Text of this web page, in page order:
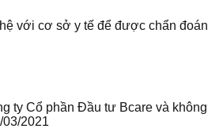
với cơ sở y tế để được chẩn đoán
ty Cổ phần Đầu tư Bcare và không
2021